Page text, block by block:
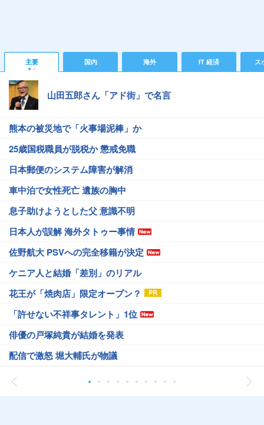
主要 国内 海外 IT 経済 ス
山田五郎さん「アド街」で名言
熊本の被災地で「火事場泥棒」か
25歳国税職員が脱税か 懲戒免職
日本郵便のシステム障害が解消
車中泊で女性死亡 遺族の胸中
息子助けようとした父 意識不明
日本人が誤解 海外タトゥー事情
佐野航大 PSVへの完全移籍が決定
ケニア人と結婚「差別」のリアル
花王が「焼肉店」限定オープン？
「許せない不祥事タレント」1位
俳優の戸塚純貴が結婚を発表
配信で激怒 堀大輔氏が物議